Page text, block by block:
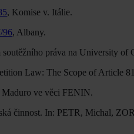
, Komise v. Itálie.
96, Albany.
práva na University of
Law: The Scope of Article
Maduro ve věci FENIN.
činnost. In: PETR, Michal,